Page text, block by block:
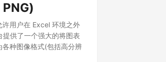
用户在 Excel 环境之外
供了一个强大的将图表
种图像格式(包括高分辨